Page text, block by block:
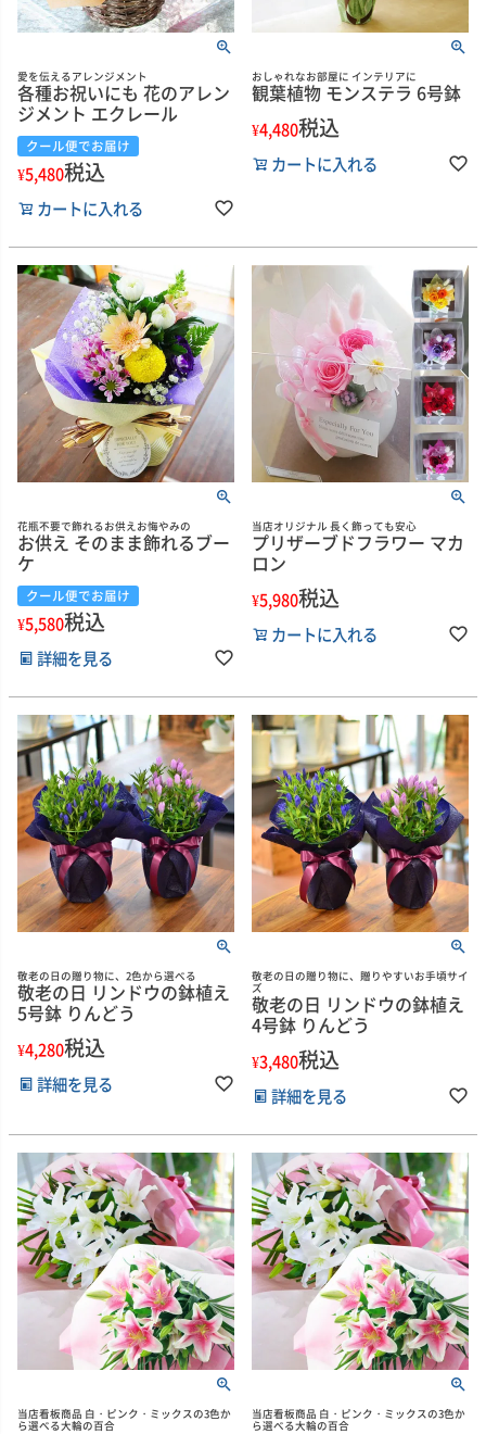
愛を伝えるアレンジメント
各種お祝いにも 花のアレン
ジメント エクレール
クール便でお届け
¥5,480税込
カートに入れる
おしゃれなお部屋に インテリアに
観葉植物 モンステラ 6号鉢
¥4,480税込
カートに入れる
花瓶不要で飾れるお供えお悔やみの
お供え そのまま飾れるブー
ケ
クール便でお届け
¥5,580税込
詳細を見る
当店オリジナル 長く飾っても安心
プリザーブドフラワー マカ
ロン
¥5,980税込
カートに入れる
敬老の日の贈り物に、2色から選べる
敬老の日 リンドウの鉢植え
5号鉢 りんどう
¥4,280税込
詳細を見る
敬老の日の贈り物に、贈りやすいお手頃サイ
ズ
敬老の日 リンドウの鉢植え
4号鉢 りんどう
¥3,480税込
詳細を見る
当店看板商品 白・ピンク・ミックスの3色か
ら選べる大輪の百合
当店看板商品 白・ピンク・ミックスの3色か
ら選べる大輪の百合